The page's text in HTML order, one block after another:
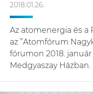
2018.01.26.
Az atomenergia és a
az ”Atomfórum
fórumon 2018. január
Medgyaszay Házban.